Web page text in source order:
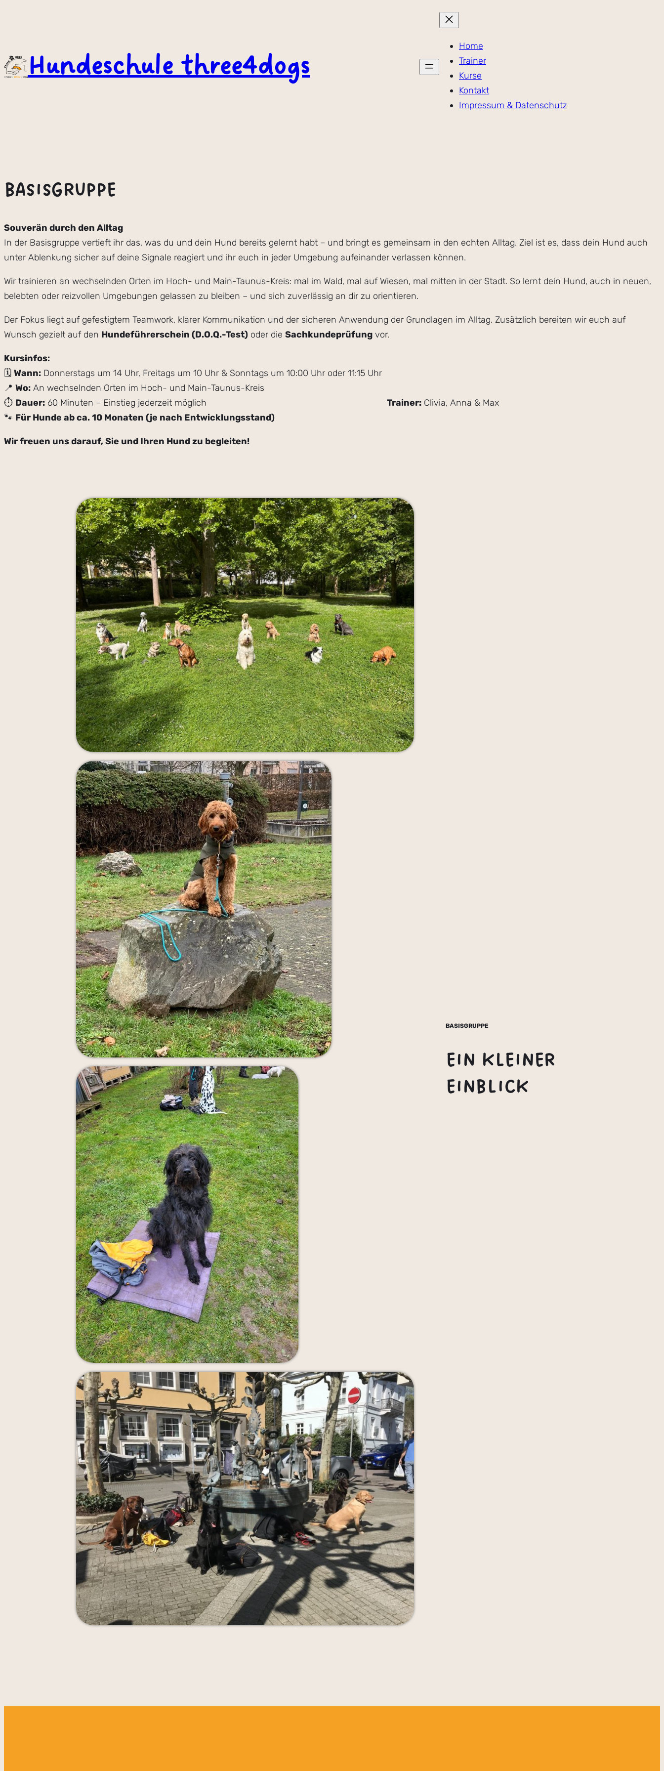
Hundeschule three4dogs
Home
Trainer
Kurse
Kontakt
Impressum & Datenschutz
BASISGRUPPE
Souverän durch den Alltag
In der Basisgruppe vertieft ihr das, was du und dein Hund bereits gelernt habt – und bringt es gemeinsam in den echten Alltag. Ziel ist es, dass dein Hund auch
unter Ablenkung sicher auf deine Signale reagiert und ihr euch in jeder Umgebung aufeinander verlassen können.
Wir trainieren an wechselnden Orten im Hoch- und Main-Taunus-Kreis: mal im Wald, mal auf Wiesen, mal mitten in der Stadt. So lernt dein Hund, auch in neuen,
belebten oder reizvollen Umgebungen gelassen zu bleiben – und sich zuverlässig an dir zu orientieren.
Der Fokus liegt auf gefestigtem Teamwork, klarer Kommunikation und der sicheren Anwendung der Grundlagen im Alltag. Zusätzlich bereiten wir euch auf
Wunsch gezielt auf den Hundeführerschein (D.O.Q.-Test) oder die Sachkundeprüfung vor.
Kursinfos:
🗓 Wann: Donnerstags um 14 Uhr, Freitags um 10 Uhr & Sonntags um 10:00 Uhr oder 11:15 Uhr
📍 Wo: An wechselnden Orten im Hoch- und Main-Taunus-Kreis
⏱ Dauer: 60 Minuten – Einstieg jederzeit möglich Trainer: Clivia, Anna & Max
🐾 Für Hunde ab ca. 10 Monaten (je nach Entwicklungsstand)
Wir freuen uns darauf, Sie und Ihren Hund zu begleiten!
BASISGRUPPE
EIN KLEINER
EINBLICK